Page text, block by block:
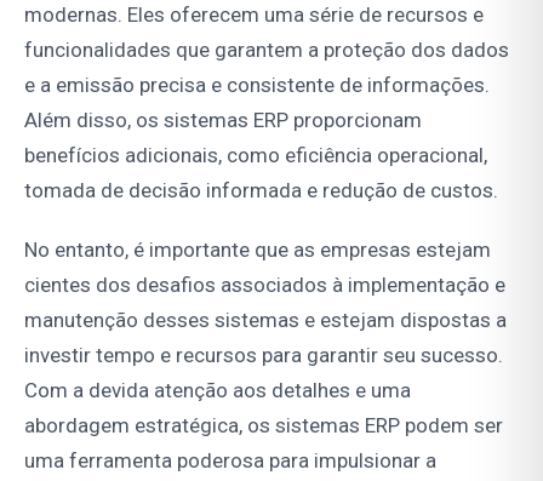
modernas. Eles oferecem uma série de recursos e
funcionalidades que garantem a proteção dos dados
e a emissão precisa e consistente de informações.
Além disso, os sistemas ERP proporcionam
benefícios adicionais, como eficiência operacional,
tomada de decisão informada e redução de custos.
No entanto, é importante que as empresas estejam
cientes dos desafios associados à implementação e
manutenção desses sistemas e estejam dispostas a
investir tempo e recursos para garantir seu sucesso.
Com a devida atenção aos detalhes e uma
abordagem estratégica, os sistemas ERP podem ser
uma ferramenta poderosa para impulsionar a